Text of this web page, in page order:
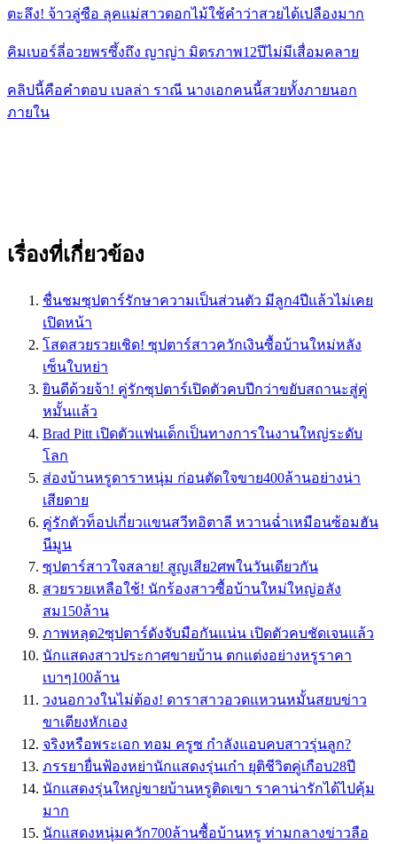
ตะลึง! จ้าวลู่ซือ ลุคแม่สาวดอกไม้ใช้คำว่าสวยได้เปลืองมาก
คิมเบอร์ลี่อวยพรซึ้งถึง ญาญ่า มิตรภาพ12ปีไม่มีเสื่อมคลาย
คลิปนี้คือคำตอบ เบลล่า ราณี นางเอกคนนี้สวยทั้งภายนอก
ภายใน
เรื่องที่เกี่ยวข้อง
ชื่นชมซุปตาร์รักษาความเป็นส่วนตัว มีลูก4ปีแล้วไม่เคย
เปิดหน้า
โสดสวยรวยเชิด! ซุปตาร์สาวควักเงินซื้อบ้านใหม่หลัง
เซ็นใบหย่า
ยินดีด้วยจ้า! คู่รักซุปตาร์เปิดตัวคบปีกว่าขยับสถานะสู่คู่
หมั้นแล้ว
Brad Pitt เปิดตัวแฟนเด็กเป็นทางการในงานใหญ่ระดับ
โลก
ส่องบ้านหรูดาราหนุ่ม ก่อนตัดใจขาย400ล้านอย่างน่า
เสียดาย
คู่รักตัวท็อปเกี่ยวแขนสวีทอิตาลี หวานฉ่ำเหมือนซ้อมฮัน
นีมูน
ซุปตาร์สาวใจสลาย! สูญเสีย2ศพในวันเดียวกัน
สวยรวยเหลือใช้! นักร้องสาวซื้อบ้านใหม่ใหญ่อลัง
สม150ล้าน
ภาพหลุด2ซุปตาร์ดังจับมือกันแน่น เปิดตัวคบชัดเจนแล้ว
นักแสดงสาวประกาศขายบ้าน ตกแต่งอย่างหรูราคา
เบาๆ100ล้าน
วงนอกวงในไม่ต้อง! ดาราสาวอวดแหวนหมั้นสยบข่าว
ขาเตียงหักเอง
จริงหรือพระเอก ทอม ครูซ กำลังแอบคบสาวรุ่นลูก?
ภรรยายื่นฟ้องหย่านักแสดงรุ่นเก๋า ยุติชีวิตคู่เกือบ28ปี
นักแสดงรุ่นใหญ่ขายบ้านหรูติดเขา ราคาน่ารักได้ไปคุ้ม
มาก
นักแสดงหนุ่มควัก700ล้านซื้อบ้านหรู ท่ามกลางข่าวลือ